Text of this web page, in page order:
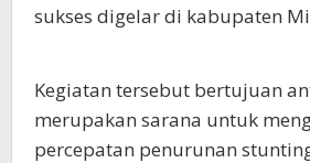
sukses digelar di kabupaten
Kegiatan tersebut bertujuan
merupakan sarana untuk
percepatan penurunan